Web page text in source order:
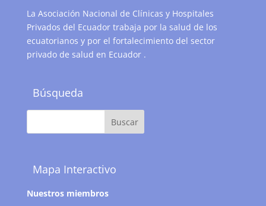
La Asociación Nacional de Clínicas y Hospitales
Privados del Ecuador trabaja por la salud de los
ecuatorianos y por el fortalecimiento del sector
privado de salud en Ecuador .
Búsqueda
Mapa Interactivo
Nuestros miembros